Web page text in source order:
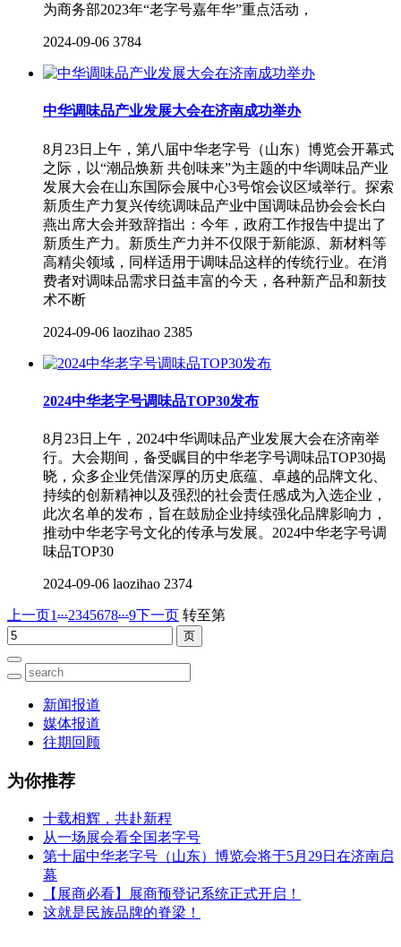
为商务部2023年“老字号嘉年华”重点活动，
2024-09-06 3784
中华调味品产业发展大会在济南成功举办
8月23日上午，第八届中华老字号（山东）博览会开幕式
之际，以“潮品焕新 共创味来”为主题的中华调味品产业
发展大会在山东国际会展中心3号馆会议区域举行。探索
新质生产力复兴传统调味品产业中国调味品协会会长白
燕出席大会并致辞指出：今年，政府工作报告中提出了
新质生产力。新质生产力并不仅限于新能源、新材料等
高精尖领域，同样适用于调味品这样的传统行业。在消
费者对调味品需求日益丰富的今天，各种新产品和新技
术不断
2024-09-06 laozihao 2385
2024中华老字号调味品TOP30发布
8月23日上午，2024中华调味品产业发展大会在济南举
行。大会期间，备受瞩目的中华老字号调味品TOP30揭
晓，众多企业凭借深厚的历史底蕴、卓越的品牌文化、
持续的创新精神以及强烈的社会责任感成为入选企业，
此次名单的发布，旨在鼓励企业持续强化品牌影响力，
推动中华老字号文化的传承与发展。2024中华老字号调
味品TOP30
2024-09-06 laozihao 2374
上一页1...2345678...9下一页 转至第
新闻报道
媒体报道
往期回顾
为你推荐
十载相辉，共赴新程
从一场展会看全国老字号
第十届中华老字号（山东）博览会将于5月29日在济南启
幕
【展商必看】展商预登记系统正式开启！
这就是民族品牌的脊梁！